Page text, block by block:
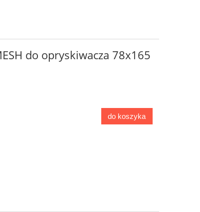
do opryskiwacza 78x165
do koszyka